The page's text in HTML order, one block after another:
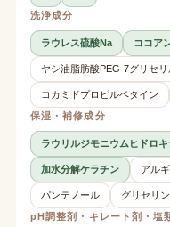
洗浄成分
ラウレス硫酸Na ココア
ヤシ油脂肪酸PEG-7グリセリ
コカミドプロピルベタイン
保湿・補修成分
ラウリルジモニウムヒドロ
加水分解ケラチン アル
パンテノール
グリセリン
pH調整剤・キレート剤・塩